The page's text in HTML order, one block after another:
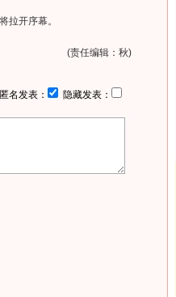
开序幕。
(责任编辑：秋)
匿名发表： 隐藏发表：